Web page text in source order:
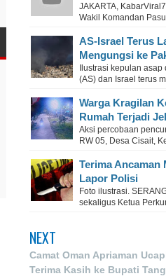
JAKARTA,
Wakil Komandan
AS-Israel Terus
Mengungsi ke
Ilustrasi kepulan asap
(AS) dan Israel terus
Warga Kragilan
Rumah Terjadi
Aksi percobaan
RW 05, Desa Cisait,
Terima Ancaman
Lapor Polisi
Foto ilustrasi.
sekaligus Ketua
NEXT
Camat Oman Apriaman
Terima Kasih ke Bupati